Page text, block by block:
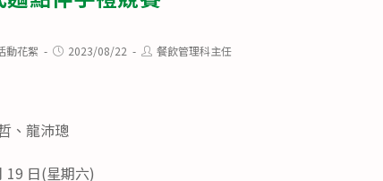
動花絮
Post2023/08/22
Post餐飲管理科主任
、龍沛璁
19 日(星期六)